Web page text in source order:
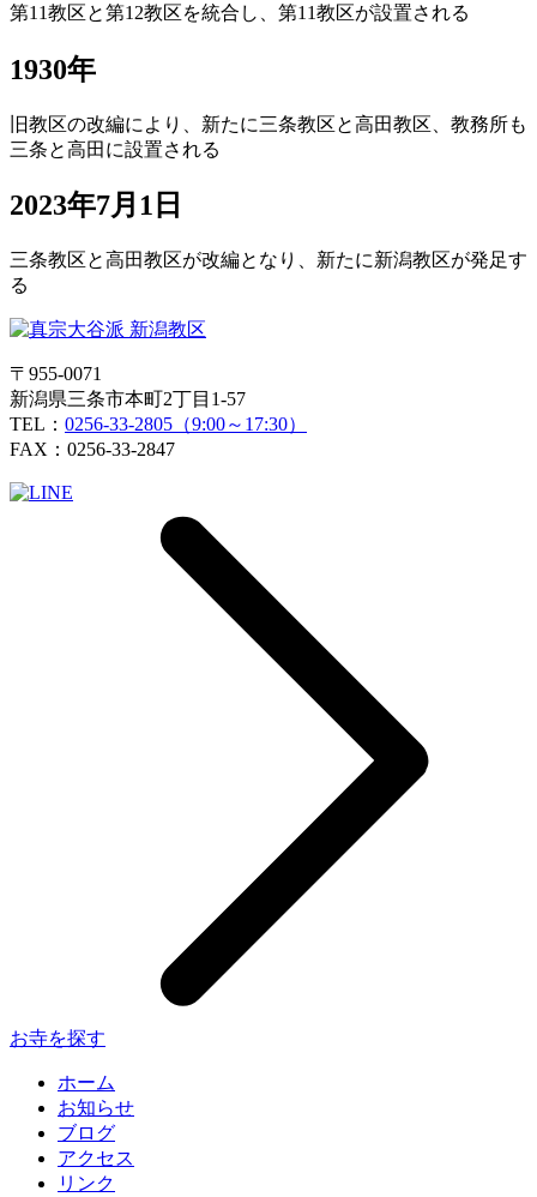
第11教区と第12教区を統合し、第11教区が設置される
1930年
旧教区の改編により、新たに三条教区と高田教区、教務所も
三条と高田に設置される
2023年7月1日
三条教区と高田教区が改編となり、新たに新潟教区が発足す
る
〒955-0071
新潟県三条市本町2丁目1-57
TEL： 0256-33-2805（9:00～17:30）
FAX：0256-33-2847
お寺を探す
ホーム
お知らせ
ブログ
アクセス
リンク